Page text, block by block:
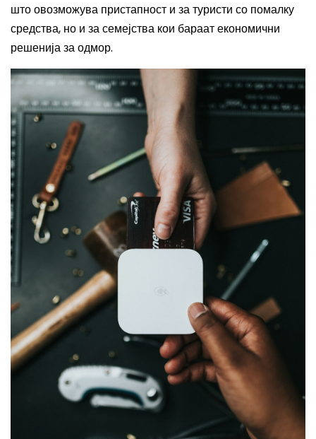
што овозможува пристапност и за туристи со помалку
средства, но и за семејства кои бараат економични
решенија за одмор.